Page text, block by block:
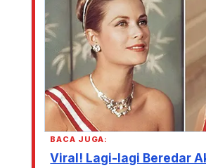
BACA JUGA:
Viral! Lagi-lagi Beredar